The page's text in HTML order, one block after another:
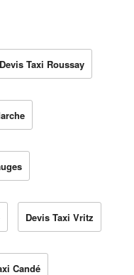
Devis Taxi Roussay
Devis Taxi Vritz
Candé